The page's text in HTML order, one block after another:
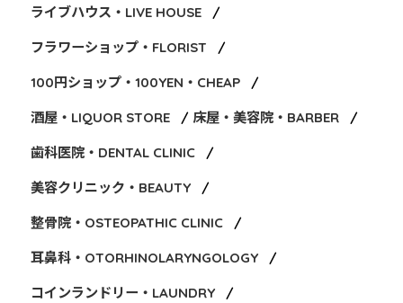
ライブハウス・LIVE HOUSE
フラワーショップ・FLORIST
100円ショップ・100YEN・CHEAP
酒屋・LIQUOR STORE 床屋・美容院・BARBER
歯科医院・DENTAL CLINIC
美容クリニック・BEAUTY
整骨院・OSTEOPATHIC CLINIC
耳鼻科・OTORHINOLARYNGOLOGY
コインランドリー・LAUNDRY